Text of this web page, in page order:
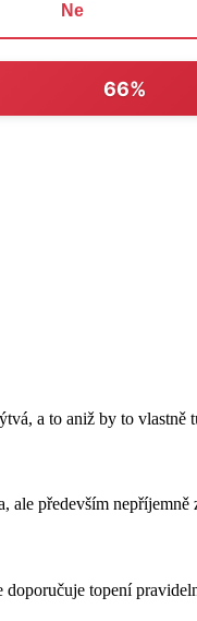
Ne
66%
a to aniž by to
především
topení